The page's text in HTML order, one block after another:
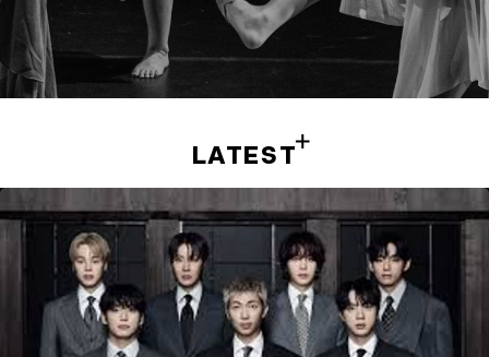
LATEST